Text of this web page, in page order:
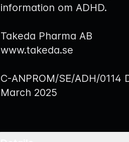
information om ADHD.
Takeda Pharma AB
www.takeda.se
C-ANPROM/SE/ADH/
March 2025